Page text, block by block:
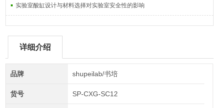
实验室酸缸设计与材料选择对实验室安全性的影响
详细介绍
品牌 shupeilab/书培
货号 SP-CXG-SC12